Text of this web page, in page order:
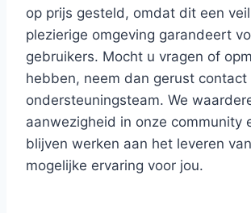
op prijs gesteld, omdat dit een
plezierige omgeving garandeert
gebruikers. Mocht u vragen of
hebben, neem dan gerust contact
ondersteuningsteam. We
aanwezigheid in onze community
blijven werken aan het leveren
mogelijke ervaring voor jou.